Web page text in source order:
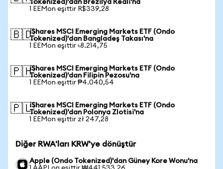
Tokenized)'dan Brezilya Reali'na
1 EEMon eşittir R$339,28
🇧🇩iShares MSCI Emerging Markets ETF (Ondo
Tokenized)'dan Bangladeş Takası'na
1 EEMon eşittir ৳8.214,75
🇵🇭iShares MSCI Emerging Markets ETF (Ondo
Tokenized)'dan Filipin Pezosu'na
1 EEMon eşittir ₱4.040,54
🇵🇱iShares MSCI Emerging Markets ETF (Ondo
Tokenized)'dan Polonya Zlotisi'na
1 EEMon eşittir zł 247,28
Diğer RWA'ları KRW'ye dönüştür
Apple (Ondo Tokenized)'dan Güney Kore Wonu'na